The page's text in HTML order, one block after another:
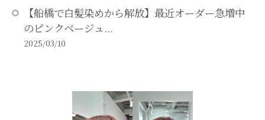
【船橋で白髪染めから解放】最近オーダー急増中
のピンクベージュ...
2025/03/10